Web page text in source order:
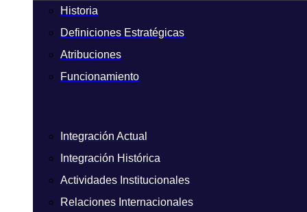
Historia
Definiciones Estratégicas
Atribuciones
Funcionamiento
Integración Actual
Integración Histórica
Actividades Institucionales
Relaciones Internacionales